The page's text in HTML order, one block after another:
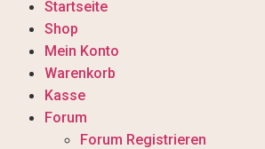
Startseite
Shop
Mein Konto
Warenkorb
Kasse
Forum
Forum Registrieren